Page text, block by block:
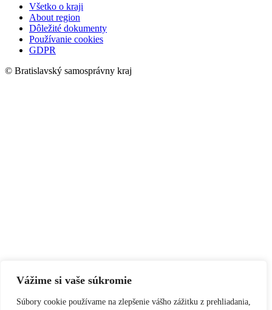
Vážime si vaše súkromie
Súbory cookie používame na zlepšenie vášho zážitku z prehliadania,
Všetko o kraji
About region
Dôležité dokumenty
Používanie cookies
GDPR
© Bratislavský samosprávny kraj